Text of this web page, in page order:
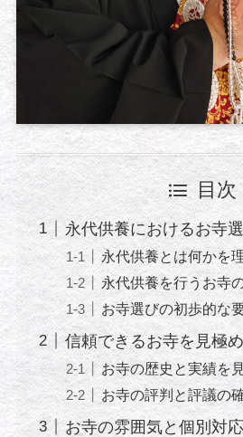
目次
永代供養におけるお寺
永代供養とは何かを
永代供養を行うお寺
お寺選びの初歩的な
信頼できるお寺を見極
お寺の歴史と実績を
お寺の評判と評議の
お寺の雰囲気と個別対